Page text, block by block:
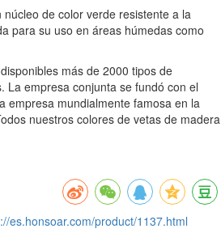
de color verde resistente a la
para su uso en áreas húmedas como
más de 2000 tipos de
La empresa conjunta se fundó con el
empresa mundialmente famosa en la
nuestros colores de vetas de madera
es.honsoar.com/product/1137.html